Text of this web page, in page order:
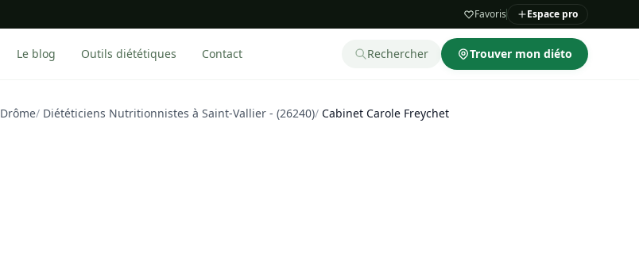
Favoris Espace pro
Le blog Outils diététiques Contact Rechercher Trouver mon diéto
/ Diététiciens Nutritionnistes à Saint-Vallier - (26240)/ Cabinet Carole Freychet